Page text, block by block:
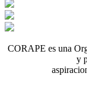
CORAPE es una
y